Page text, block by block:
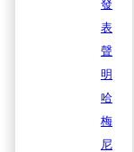
發
表
聲
明
哈
梅
尼